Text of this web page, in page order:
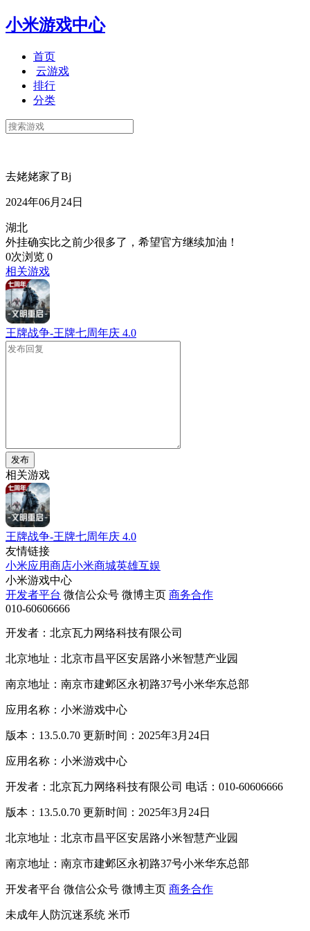
小米游戏中心
首页
云游戏
排行
分类
去姥姥家了Bj
2024年06月24日
湖北
外挂确实比之前少很多了，希望官方继续加油！
0次浏览 0
相关游戏
王牌战争-王牌七周年庆 4.0
发布
相关游戏
王牌战争-王牌七周年庆 4.0
友情链接
小米应用商店小米商城英雄互娱
小米游戏中心
开发者平台 微信公众号 微博主页 商务合作
010-60606666
开发者：北京瓦力网络科技有限公司
北京地址：北京市昌平区安居路小米智慧产业园
南京地址：南京市建邺区永初路37号小米华东总部
应用名称：小米游戏中心
版本：13.5.0.70 更新时间：2025年3月24日
应用名称：小米游戏中心
开发者：北京瓦力网络科技有限公司 电话：010-60606666
版本：13.5.0.70 更新时间：2025年3月24日
北京地址：北京市昌平区安居路小米智慧产业园
南京地址：南京市建邺区永初路37号小米华东总部
开发者平台 微信公众号 微博主页 商务合作
未成年人防沉迷系统 米币